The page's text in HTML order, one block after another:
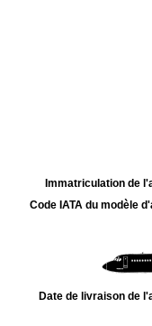
Immatriculation de
Code IATA du modèle
Date de livraison de